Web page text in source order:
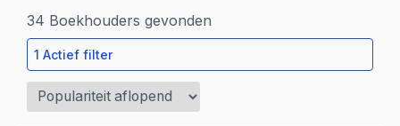
34 Boekhouders gevonden
1 Actief filter